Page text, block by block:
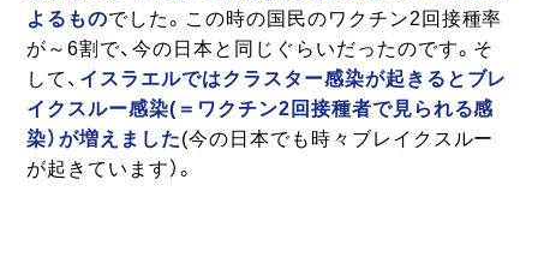
よるものでした。この時の国民のワクチン2回接種率
が～6割で、今の日本と同じぐらいだったのです。そ
して、 イスラエルではクラスター感染が起きるとブレ
イクスルー感染(＝ワクチン2回接種者で見られる感
染）が増えました(今の日本でも時々ブレイクスルー
が起きています）。